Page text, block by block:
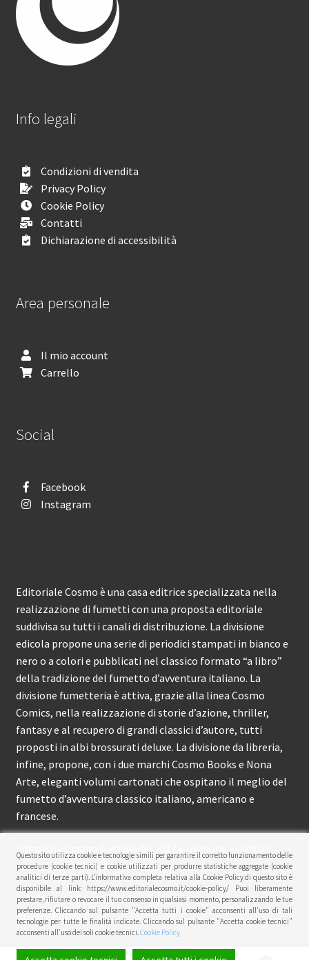
Info legali
Condizioni di vendita
Privacy Policy
Cookie Policy
Contatti
Dichiarazione di accessibilità
Area personale
Il mio account
Carrello
Social
Facebook
Instagram
Editoriale Cosmo è una casa editrice specializzata nella
realizzazione di fumetti con una proposta editoriale
suddivisa su tutti i canali di distribuzione. La divisione
edicola propone una serie di periodici stampati in bianco e
nero o a colori e pubblicati nel classico formato “a libro”
della tradizione del fumetto d’avventura italiano. La
divisione fumetteria è attiva, grazie alla linea Cosmo
Comics, nella realizzazione di storie d’azione, thriller,
fantasy e al recupero di grandi classici d’autore, tutti
proposti in albi brossurati deluxe. La divisione da libreria,
infine, propone, con i due marchi Cosmo Books e Nona
Arte, eleganti volumi cartonati che ospitano il meglio del
fumetto d’avventura classico italiano, americano e
francese.
Editoriale Cosmo è attiva dal 2012 e propone ai lettori
circa 150 pubblicazioni l’anno.
© Editoriale Cosmo 2026
Privacy Policy
Questo sito utilizza cookie e tecnologie simili per garantire il corretto funzionamento delle
procedure (cookie tecnici) e cookie utilizzati per produrre statistiche aggregate (cookie
analitici di terze parti). L’informativa completa relativa alla Cookie Policy di questo sito è
disponibile al link: https://www.editorialecosmo.it/cookie-policy/ Puoi liberamente
prestare, rifiutare o revocare il tuo consenso in qualsiasi momento, personalizzando le tue
preferenze. Cliccando sul pulsante "Accetta tutti i cookie" acconsenti all'uso di tali
tecnologie per tutte le finalità indicate. Cliccando sul pulsante "Accetta cookie tecnici"
acconsenti all'uso dei soli cookie tecnici.Cookie Policy